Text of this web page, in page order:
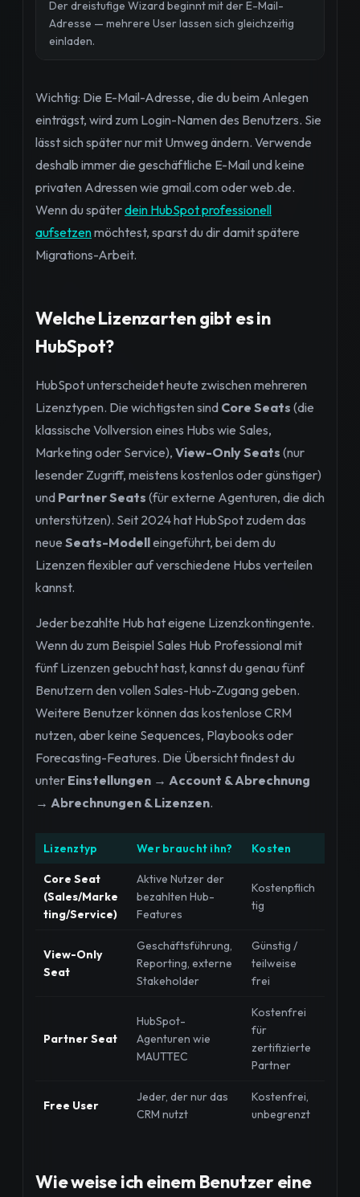
Der dreistufige Wizard beginnt mit der E-Mail-
Adresse — mehrere User lassen sich gleichzeitig
einladen.
Wichtig: Die E-Mail-Adresse, die du beim Anlegen
einträgst, wird zum Login-Namen des Benutzers. Sie
lässt sich später nur mit Umweg ändern. Verwende
deshalb immer die geschäftliche E-Mail und keine
privaten Adressen wie gmail.com oder web.de.
Wenn du späterdein HubSpot professionell
aufsetzenmöchtest, sparst du dir damit spätere
Migrations-Arbeit.
Welche Lizenzarten gibt es in
HubSpot?
HubSpot unterscheidet heute zwischen mehreren
Lizenztypen. Die wichtigsten sind Core Seats (die
klassische Vollversion eines Hubs wie Sales,
Marketing oder Service), View-Only Seats (nur
lesender Zugriff, meistens kostenlos oder günstiger)
und Partner Seats (für externe Agenturen, die dich
unterstützen). Seit 2024 hat HubSpot zudem das
neue Seats-Modelleingeführt, bei dem du
Lizenzen flexibler auf verschiedene Hubs verteilen
kannst.
Jeder bezahlte Hub hat eigene Lizenzkontingente.
Wenn du zum Beispiel Sales Hub Professional mit
fünf Lizenzen gebucht hast, kannst du genau fünf
Benutzern den vollen Sales-Hub-Zugang geben.
Weitere Benutzer können das kostenlose CRM
nutzen, aber keine Sequences, Playbooks oder
Forecasting-Features. Die Übersicht findest du
unter Einstellungen → Account & Abrechnung
→ Abrechnungen & Lizenzen.
Lizenztyp Wer braucht ihn? Kosten
Core Seat
(Sales/Marke
ting/Service)
Aktive Nutzer der
bezahlten Hub-
Features
Kostenpflich
tig
View-Only
Seat
Geschäftsführung,
Reporting, externe
Stakeholder
Günstig /
teilweise
frei
Partner Seat
HubSpot-
Agenturen wie
MAUTTEC
Kostenfrei
für
zertifizierte
Partner
Free User
Jeder, der nur das
CRM nutzt
Kostenfrei,
unbegrenzt
Wie weise ich einem Benutzer eine